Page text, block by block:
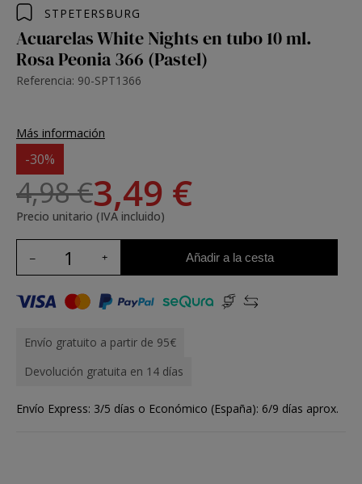
STPETERSBURG
Acuarelas White Nights en tubo 10 ml.
Rosa Peonia 366 (Pastel)
Referencia: 90-SPT1366
Más información
-30%
4,98 €3,49 €
Precio unitario (IVA incluido)
Añadir a la cesta
Envío gratuito a partir de 95€
Devolución gratuita en 14 días
Envío Express: 3/5 días o Económico (España): 6/9 días aprox.